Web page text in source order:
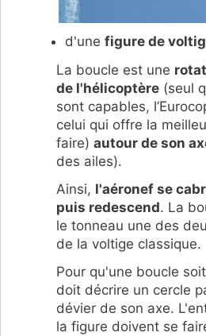
d'une figure de
La boucle est une
de l'hélicoptère (seul
sont capables,
celui qui offre la
faire) autour de son
des ailes).
Ainsi, l'aéronef se
puis redescend. La
le tonneau une des
de la voltige classique.
Pour qu'une boucle
doit décrire un cercle
dévier de son axe.
la figure doivent se